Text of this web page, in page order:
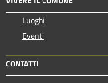
Luoghi
Eventi
CONTATTI